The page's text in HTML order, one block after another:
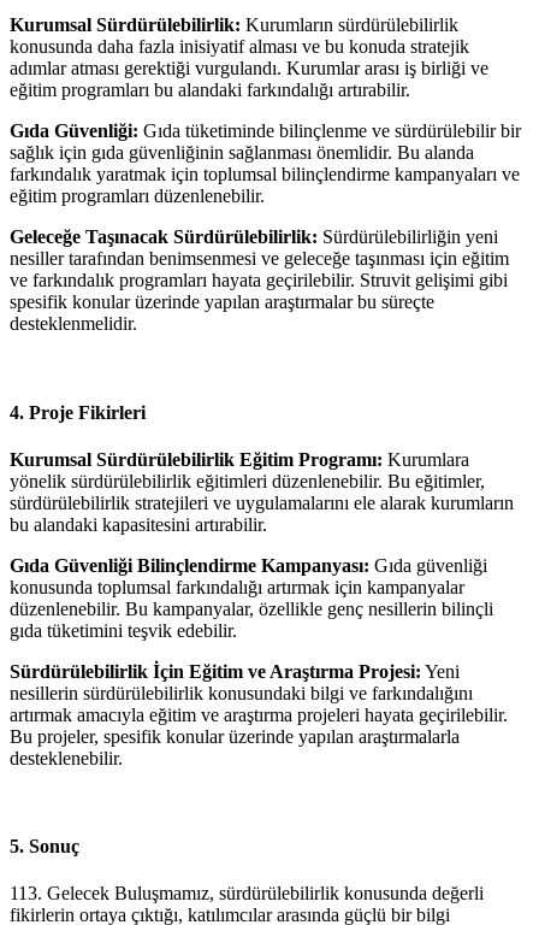
Kurumsal Sürdürülebilirlik: Kurumların sürdürülebilirlik
konusunda daha fazla inisiyatif alması ve bu konuda stratejik
adımlar atması gerektiği vurgulandı. Kurumlar arası iş birliği ve
eğitim programları bu alandaki farkındalığı artırabilir.
Gıda Güvenliği: Gıda tüketiminde bilinçlenme ve sürdürülebilir bir
sağlık için gıda güvenliğinin sağlanması önemlidir. Bu alanda
farkındalık yaratmak için toplumsal bilinçlendirme kampanyaları ve
eğitim programları düzenlenebilir.
Geleceğe Taşınacak Sürdürülebilirlik: Sürdürülebilirliğin yeni
nesiller tarafından benimsenmesi ve geleceğe taşınması için eğitim
ve farkındalık programları hayata geçirilebilir. Struvit gelişimi gibi
spesifik konular üzerinde yapılan araştırmalar bu süreçte
desteklenmelidir.
4. Proje Fikirleri
Kurumsal Sürdürülebilirlik Eğitim Programı: Kurumlara
yönelik sürdürülebilirlik eğitimleri düzenlenebilir. Bu eğitimler,
sürdürülebilirlik stratejileri ve uygulamalarını ele alarak kurumların
bu alandaki kapasitesini artırabilir.
Gıda Güvenliği Bilinçlendirme Kampanyası: Gıda güvenliği
konusunda toplumsal farkındalığı artırmak için kampanyalar
düzenlenebilir. Bu kampanyalar, özellikle genç nesillerin bilinçli
gıda tüketimini teşvik edebilir.
Sürdürülebilirlik İçin Eğitim ve Araştırma Projesi: Yeni
nesillerin sürdürülebilirlik konusundaki bilgi ve farkındalığını
artırmak amacıyla eğitim ve araştırma projeleri hayata geçirilebilir.
Bu projeler, spesifik konular üzerinde yapılan araştırmalarla
desteklenebilir.
5. Sonuç
113. Gelecek Buluşmamız, sürdürülebilirlik konusunda değerli
fikirlerin ortaya çıktığı, katılımcılar arasında güçlü bir bilgi